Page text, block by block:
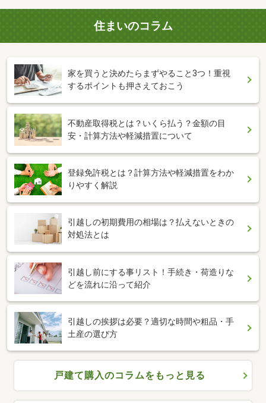
住まいのコラム
家を買うと決めたらまずやること3つ！重視
するポイントも押さえておこう
不動産取得税とは？いくら払う？金額の目
安・計算方法や軽減措置について
登録免許税とは？計算方法や軽減措置をわか
りやすく解説
引越しの初期費用の相場は？払えないときの
対処法とは
引越し前にする事リスト！手続き・荷造りな
どを流れに沿って紹介
引越しの挨拶は必要？適切な時間や粗品・手
土産の選び方
戸建て購入のコラムをもっと見る